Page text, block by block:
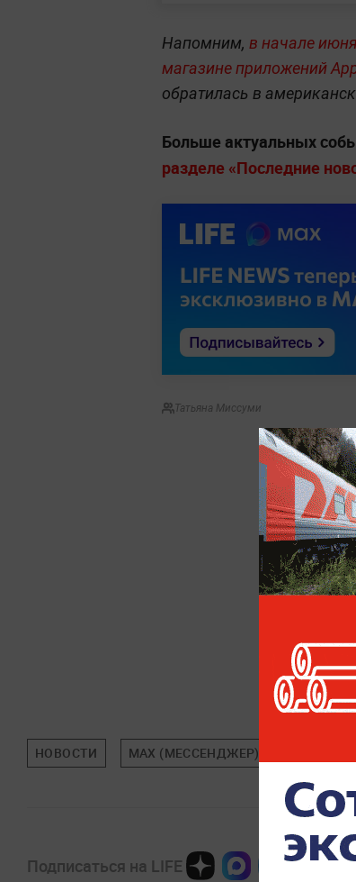
Напомним, в начале
магазине приложений
обратилась в
Больше актуальных
разделе «Последние
Татьяна Миссуми
НОВОСТИ MAX (МЕССЕНДЖЕР)
Подписаться на LIFE